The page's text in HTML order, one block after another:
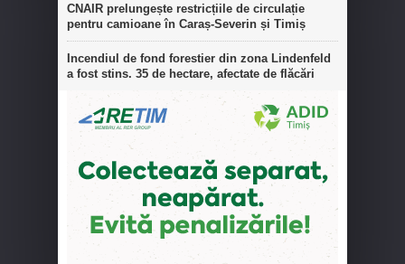
CNAIR prelungește restricțiile de circulație
pentru camioane în Caraș-Severin și Timiș
Incendiul de fond forestier din zona Lindenfeld
a fost stins. 35 de hectare, afectate de flăcări